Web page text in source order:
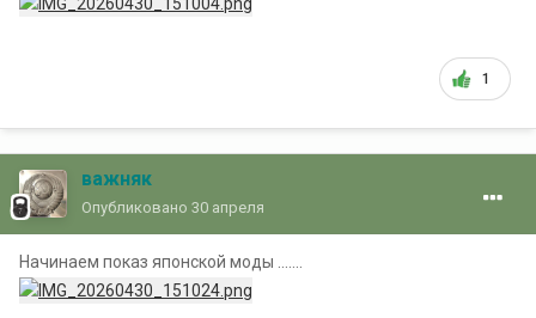
1
важняк
Опубликовано 30 апреля
Начинаем показ японской моды .......